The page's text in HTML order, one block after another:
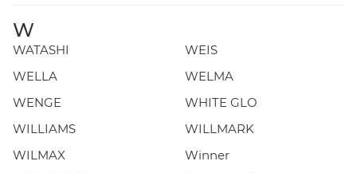
W
WATASHI
WEIS
WELLA
WELMA
WENGE
WHITE GLO
WILLIAMS
WILLMARK
WILMAX
Winner